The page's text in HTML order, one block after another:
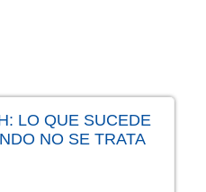
LO QUE SUCEDE
NO SE TRATA